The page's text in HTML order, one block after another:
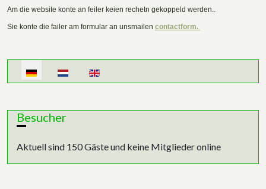
Am die website konte an feiler keien rechetn gekoppeld werden..
Sie konte die failer am formular an unsmailen contactform.
Sprache auswählen
Besucher
Aktuell sind 150 Gäste und keine Mitglieder online